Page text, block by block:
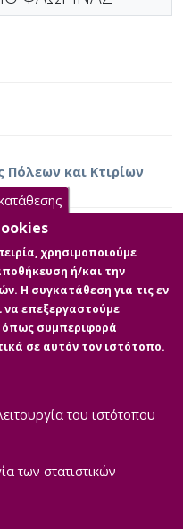
Πόλεων και Κτιρίων
by copyright, with all
indicated.
χρησιμοποιούμε
ή/και την
Η συγκατάθεση για τις εν
να επεξεργαστούμε
συμπεριφορά
σε αυτόν τον ιστότοπο.
του ιστότοπου
των στατιστικών